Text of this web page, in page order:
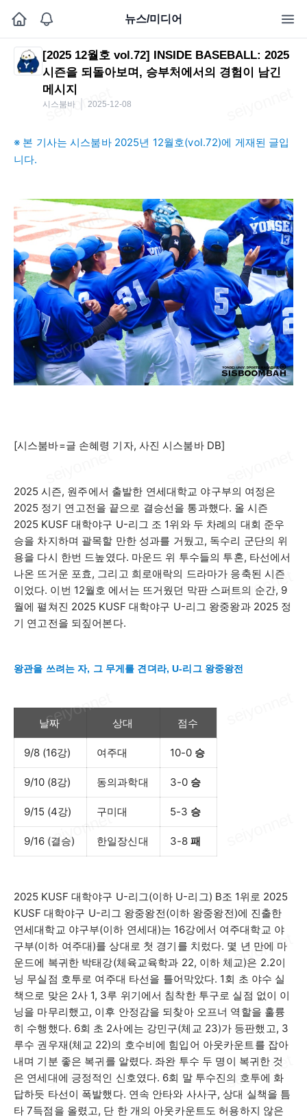
뉴스/미디어
[2025 12월호 vol.72] INSIDE BASEBALL: 2025
시즌을 되돌아보며, 승부처에서의 경험이 남긴
메시지
시스붐바 2025-12-08
※ 본 기사는 시스붐바 2025년 12월호(vol.72)에 게재된 글입
니다.
[시스붐바=글 손혜령 기자, 사진 시스붐바 DB]
2025 시즌, 원주에서 출발한 연세대학교 야구부의 여정은
2025 정기 연고전을 끝으로 결승선을 통과했다. 올 시즌
2025 KUSF 대학야구 U-리그 조 1위와 두 차례의 대회 준우
승을 차지하며 괄목할 만한 성과를 거뒀고, 독수리 군단의 위
용을 다시 한번 드높였다. 마운드 위 투수들의 투혼, 타선에서
나온 뜨거운 포효, 그리고 희로애락의 드라마가 응축된 시즌
이었다. 이번 12월호 에서는 뜨거웠던 막판 스퍼트의 순간, 9
월에 펼쳐진 2025 KUSF 대학야구 U-리그 왕중왕과 2025 정
기 연고전을 되짚어본다.
왕관을 쓰려는 자, 그 무게를 견뎌라, U-리그 왕중왕전
날짜 상대 점수
9/8 (16강) 여주대 10-0 승
9/10 (8강) 동의과학대 3-0 승
9/15 (4강) 구미대 5-3 승
9/16 (결승) 한일장신대 3-8 패
2025 KUSF 대학야구 U-리그(이하 U-리그) B조 1위로 2025
KUSF 대학야구 U-리그 왕중왕전(이하 왕중왕전)에 진출한
연세대학교 야구부(이하 연세대)는 16강에서 여주대학교 야
구부(이하 여주대)를 상대로 첫 경기를 치렀다. 몇 년 만에 마
운드에 복귀한 박태강(체육교육학과 22, 이하 체교)은 2.2이
닝 무실점 호투로 여주대 타선을 틀어막았다. 1회 초 야수 실
책으로 맞은 2사 1, 3루 위기에서 침착한 투구로 실점 없이 이
닝을 마무리했고, 이후 안정감을 되찾아 오프너 역할을 훌륭
히 수행했다. 6회 초 2사에는 강민구(체교 23)가 등판했고, 3
루수 권우재(체교 22)의 호수비에 힘입어 아웃카운트를 잡아
내며 기분 좋은 복귀를 알렸다.좌완 투수 두 명이 복귀한 것
은 연세대에 긍정적인 신호였다. 6회 말 투수진의 호투에 화
답하듯 타선이 폭발했다. 연속 안타와 사사구,상대 실책을 틈
타7득점을 올렸고, 단 한 개의 아웃카운트도 허용하지 않은